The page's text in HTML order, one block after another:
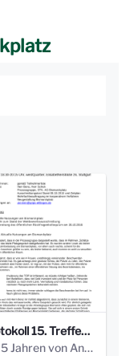
Protokoll 15. Treffen 20161006 AG Bismarckplatz.pdf
vor 5 Jahren von Anni Schlumberger